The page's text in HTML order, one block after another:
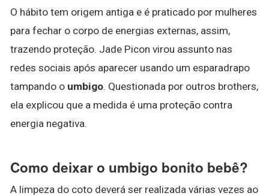
O hábito tem origem antiga e é praticado por mulheres
para fechar o corpo de energias externas, assim,
trazendo proteção. Jade Picon virou assunto nas
redes sociais após aparecer usando um esparadrapo
tampando o umbigo. Questionada por outros brothers,
ela explicou que a medida é uma proteção contra
energia negativa.
Como deixar o umbigo bonito bebê?
A limpeza do coto deverá ser realizada várias vezes ao